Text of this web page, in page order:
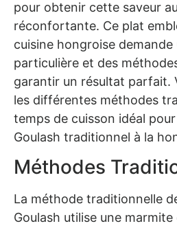
pour obtenir cette saveur
réconfortante. Ce plat
cuisine hongroise
particulière et des
garantir un résultat parfait.
les différentes méthodes
temps de cuisson idéal
Goulash traditionnel à la
Méthodes
La méthode traditionnelle
Goulash utilise une